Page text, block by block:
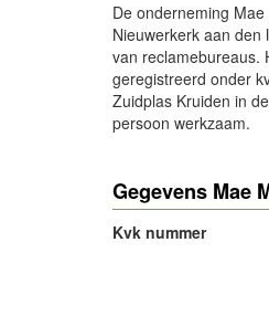
De onderneming
Nieuwerkerk aan den
van reclamebureaus.
geregistreerd onder
Zuidplas Kruiden in
persoon werkzaam.
Gegevens Mae
Kvk nummer